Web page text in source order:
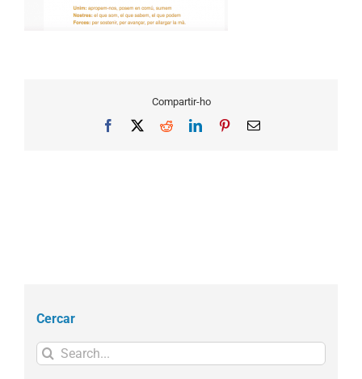
Compartir-ho
Facebook RedditLinkedInPinterestEmail
Cercar
Search
for: